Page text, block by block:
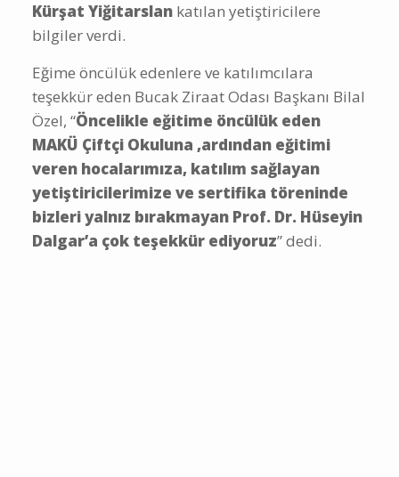
Kürşat Yiğitarslan katılan yetiştiricilere
bilgiler verdi.
Eğime öncülük edenlere ve katılımcılara
teşekkür eden Bucak Ziraat Odası Başkanı Bilal
Özel, “Öncelikle eğitime öncülük eden
MAKÜ Çiftçi Okuluna ,ardından eğitimi
veren hocalarımıza, katılım sağlayan
yetiştiricilerimize ve sertifika töreninde
bizleri yalnız bırakmayan Prof. Dr. Hüseyin
Dalgar’a çok teşekkür ediyoruz” dedi.